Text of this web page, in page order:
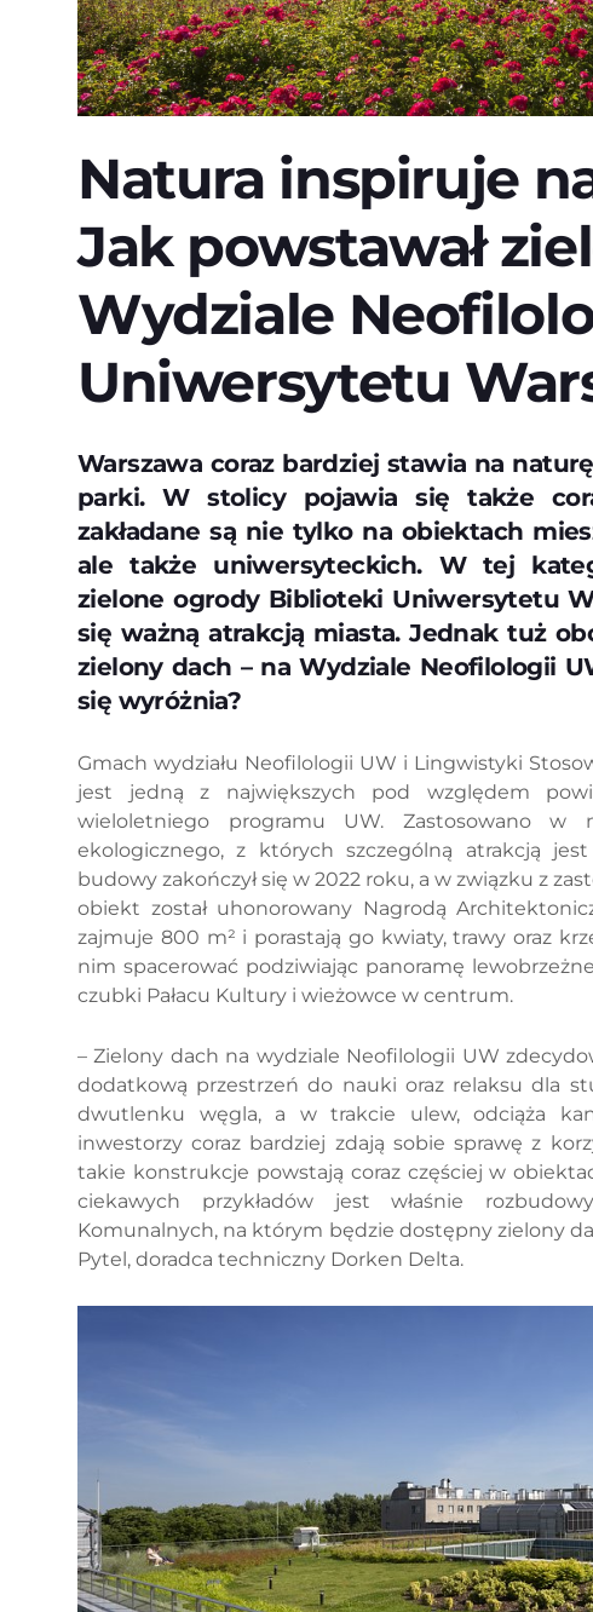
Natura inspiruje
Jak powstawał
Wydziale
Uniwersytetu
Warszawa coraz bardziej stawia na
parki. W stolicy pojawia się także
zakładane są nie tylko na obiektach
ale także uniwersyteckich. W tej
zielone ogrody Biblioteki Uniwersytetu
się ważną atrakcją miasta. Jednak tuż
zielony dach – na Wydziale Neofilologii
się wyróżnia?
Gmach wydziału Neofilologii UW i Lingwistyki
jest jedną z największych pod względem
wieloletniego programu UW. Zastosowano w
ekologicznego, z których szczególną atrakcją
budowy zakończył się w 2022 roku, a w związku z
obiekt został uhonorowany Nagrodą
zajmuje 800 m² i porastają go kwiaty, trawy oraz
nim spacerować podziwiając panoramę
czubki Pałacu Kultury i wieżowce w centrum.
– Zielony dach na wydziale Neofilologii UW
dodatkową przestrzeń do nauki oraz relaksu dla
dwutlenku węgla, a w trakcie ulew, odciąża
inwestorzy coraz bardziej zdają sobie sprawę z
takie konstrukcje powstają coraz częściej w
ciekawych przykładów jest właśnie
Komunalnych, na którym będzie dostępny zielony
Pytel, doradca techniczny Dorken Delta.